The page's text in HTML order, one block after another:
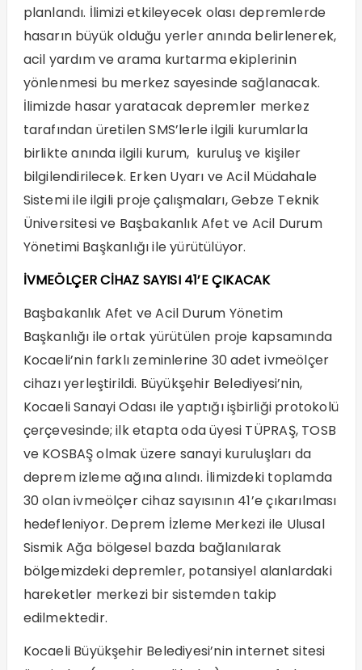
planlandı. İlimizi etkileyecek olası depremlerde
hasarın büyük olduğu yerler anında belirlenerek,
acil yardım ve arama kurtarma ekiplerinin
yönlenmesi bu merkez sayesinde sağlanacak.
İlimizde hasar yaratacak depremler merkez
tarafından üretilen SMS’lerle ilgili kurumlarla
birlikte anında ilgili kurum, kuruluş ve kişiler
bilgilendirilecek. Erken Uyarı ve Acil Müdahale
Sistemi ile ilgili proje çalışmaları, Gebze Teknik
Üniversitesi ve Başbakanlık Afet ve Acil Durum
Yönetimi Başkanlığı ile yürütülüyor.
İVMEÖLÇER CİHAZ SAYISI 41’E ÇIKACAK
Başbakanlık Afet ve Acil Durum Yönetim
Başkanlığı ile ortak yürütülen proje kapsamında
Kocaeli’nin farklı zeminlerine 30 adet ivmeölçer
cihazı yerleştirildi. Büyükşehir Belediyesi’nin,
Kocaeli Sanayi Odası ile yaptığı işbirliği protokolü
çerçevesinde; ilk etapta oda üyesi TÜPRAŞ, TOSB
ve KOSBAŞ olmak üzere sanayi kuruluşları da
deprem izleme ağına alındı. İlimizdeki toplamda
30 olan ivmeölçer cihaz sayısının 41’e çıkarılması
hedefleniyor. Deprem İzleme Merkezi ile Ulusal
Sismik Ağa bölgesel bazda bağlanılarak
bölgemizdeki depremler, potansiyel alanlardaki
hareketler merkezi bir sistemden takip
edilmektedir.
Kocaeli Büyükşehir Belediyesi’nin internet sitesi